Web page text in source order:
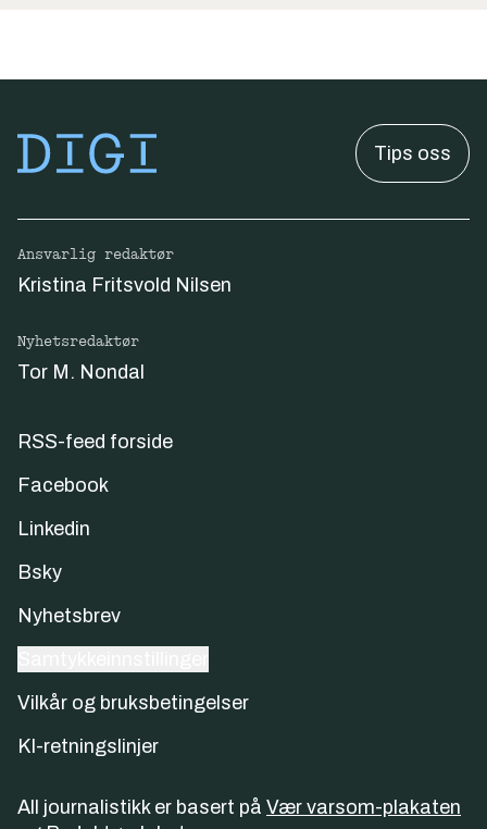
Tips oss
Ansvarlig redaktør
Kristina Fritsvold Nilsen
Nyhetsredaktør
Tor M. Nondal
RSS-feed forside
Facebook
Linkedin
Bsky
Nyhetsbrev
Vilkår og bruksbetingelser
KI-retningslinjer
All journalistikk er basert på Vær varsom-plakaten